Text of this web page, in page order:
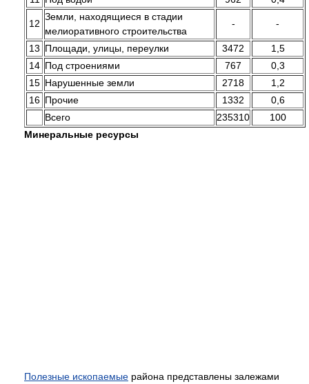
12
Земли, находящиеся в стадии
мелиоративного строительства
- -
13 Площади, улицы, переулки 3472
1,5
14 Под строениями 767
0,3
15 Нарушенные земли 2718
1,2
16 Прочие 1332
0,6
Всего
235310
100
Минеральные ресурсы
Полезные ископаемые района представлены залежами